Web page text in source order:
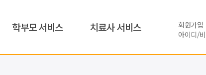
학부모 서비스 치료사 서비스
회원가입
아이디/